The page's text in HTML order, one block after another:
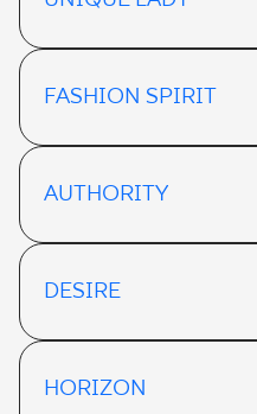
FASHION SPIRIT
AUTHORITY
DESIRE
HORIZON